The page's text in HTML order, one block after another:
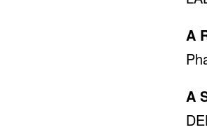
A
A